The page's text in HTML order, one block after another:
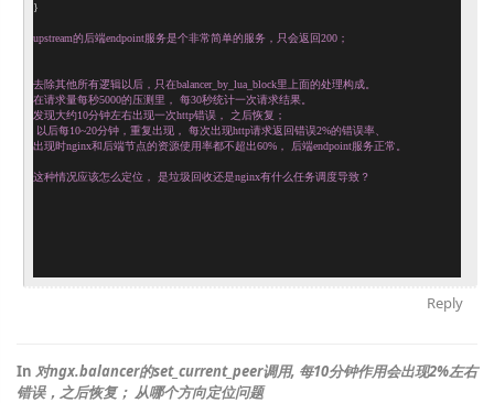
}
upstream的后端endpoint服务是个非常简单的服务，只会返回200；
去除其他所有逻辑以后，只在balancer_by_lua_ block里上面的处理构成。
在请求量每秒5000的压测里， 每30秒统计一次请求结果。
发现大约10分钟左右出现一次http错误， 之后恢复；
以后每10~20分钟，重复出现， 每次出现http请求返回错误2%的错误率、
出现时nginx和后端节点的资源使用率都不超出60%， 后端endpoint服务正常。
这种情况应该怎么定位， 是垃圾回收还是nginx有什么任务调度导致？
Reply
In 对ngx.balancer的set_current_peer调用, 每10分钟作用会出现2%左右
错误，之后恢复； 从哪个方向定位问题